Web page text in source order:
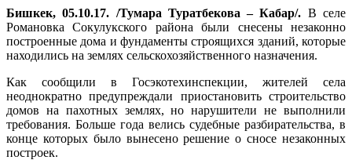
Бишкек, 05.10.17. /Тумара Туратбекова – Кабар/. В селе
Романовка Сокулукского района были снесены незаконно
построенные дома и фундаменты строящихся зданий, которые
находились на землях сельскохозяйственного назначения.
Как сообщили в Госэкотехинспекции, жителей села
неоднократно предупреждали приостановить строительство
домов на пахотных землях, но нарушители не выполнили
требования. Больше года велись судебные разбирательства, в
конце которых было вынесено решение о сносе незаконных
построек.